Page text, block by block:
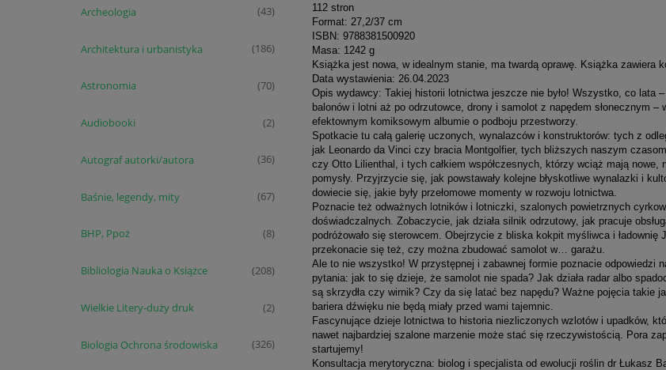
Archeologia (43)
Architektura i urbanistyka (186)
Astronomia (70)
Audiobooki (2)
Autograf autorki/autora (36)
Baśnie, legendy, mity (67)
BHP, Ppoż (8)
Bibliologia Nauka o Książce (208)
Wielkie Litery-duży druk (2)
Biologia Ochrona środowiska (326)
112 stron
Format: 27,2/37 cm
ISBN: 9788381500920
Masa: 1242 g
Książka jest nowa, w idealnym stanie, ma twardą oprawę. Książka zawiera
Data wystawienia: 26.04.2023
Opis wydawcy: Takiej historii lotnictwa jeszcze nie było! Wszystko, co lata
balonów i lotni aż po odrzutowce, drony i samolot z napędem słonecznym –
efektownym komiksowym albumie o podboju przestworzy.
Spotkacie tu całą galerię uczonych, wynalazców i konstruktorów: tych z
jak Leonardo da Vinci czy bracia Montgolfier, tych bliższych naszym
czy Otto Lilienthal, i tych całkiem współczesnych, którzy wciąż mają nowe,
pomysły. Przyjrzycie się, jak powstawały kolejne błyskotliwe wynalazki i
dowiecie się, jakie były przełomowe momenty w rozwoju lotnictwa.
Poznacie też odważnych lotników i lotniczki, szalonych powietrznych
doświadczalnych. Zobaczycie, jak działa silnik odrzutowy, jak pracuje
podróżowało się sterowcem. Obejrzycie z bliska kokpit myśliwca i ładownię
przekonacie się też, czy można zbudować samolot w… garażu.
Ale to nie wszystko! W przystępnej i zabawnej formie poznacie odpowiedzi
pytania: jak to się dzieje, że samolot nie spada? Jak działa radar albo
są skrzydła czy wirnik? Czy da się latać bez napędu? Ważne pojęcia takie
bariera dźwięku nie będą miały przed wami tajemnic.
Fascynujące dzieje lotnictwa to historia niezliczonych wzlotów i upadków,
nawet najbardziej szalone marzenie może stać się rzeczywistością. Pora
startujemy!
Konsultacja merytoryczna: biolog i specjalista od ewolucji roślin dr Łukasz